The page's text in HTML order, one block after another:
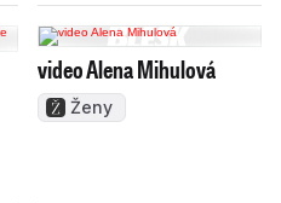
video Alena Mihulová
Ženy